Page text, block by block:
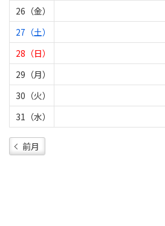
26（金）
27（土）
28（日）
29（月）
30（火）
31（水）
前月